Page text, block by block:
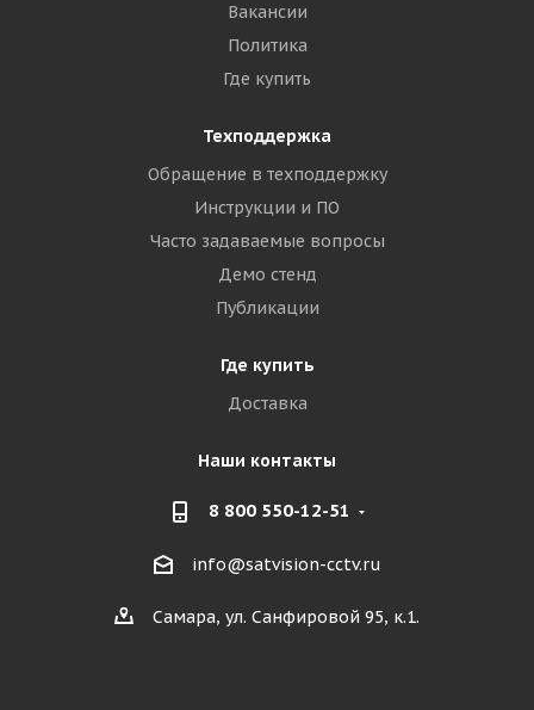
Вакансии
Политика
Где купить
Техподдержка
Обращение в техподдержку
Инструкции и ПО
Часто задаваемые вопросы
Демо стенд
Публикации
Где купить
Доставка
Наши контакты
8 800 550-12-51
info@satvision-cctv.ru
Самара, ул. Санфировой 95, к.1.